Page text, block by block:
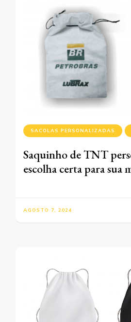
SACOLAS PERSONALIZADAS
Saquinho de TNT
escolha certa para sua
AGOSTO 7, 2024